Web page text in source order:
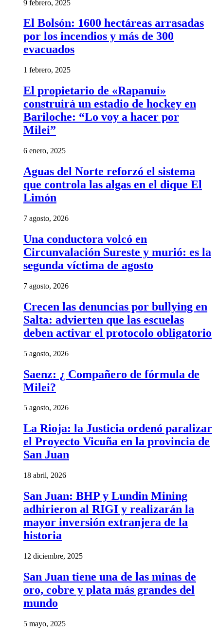
9 febrero, 2025
El Bolsón: 1600 hectáreas arrasadas
por los incendios y más de 300
evacuados
1 febrero, 2025
El propietario de «Rapanui»
construirá un estadio de hockey en
Bariloche: “Lo voy a hacer por
Milei”
6 enero, 2025
Aguas del Norte reforzó el sistema
que controla las algas en el dique El
Limón
7 agosto, 2026
Una conductora volcó en
Circunvalación Sureste y murió: es la
segunda víctima de agosto
7 agosto, 2026
Crecen las denuncias por bullying en
Salta: advierten que las escuelas
deben activar el protocolo obligatorio
5 agosto, 2026
Saenz: ¿ Compañero de fórmula de
Milei?
5 agosto, 2026
La Rioja: la Justicia ordenó paralizar
el Proyecto Vicuña en la provincia de
San Juan
18 abril, 2026
San Juan: BHP y Lundin Mining
adhirieron al RIGI y realizarán la
mayor inversión extranjera de la
historia
12 diciembre, 2025
San Juan tiene una de las minas de
oro, cobre y plata más grandes del
mundo
5 mayo, 2025